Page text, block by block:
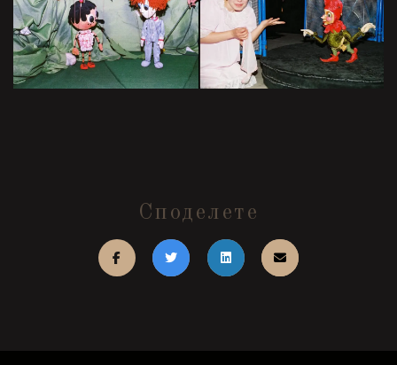
Споделете